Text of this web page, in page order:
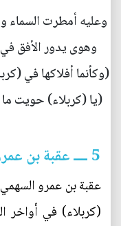
وعليه أمطرت السماء
وهوى يدور الأفق
(وكأنما أفلاكها في
(يا (كربلاء) حويت
5 ــــ عقبة بن عمرو السهمي
عقبة بن عمرو
(كربلاء) في أواخر